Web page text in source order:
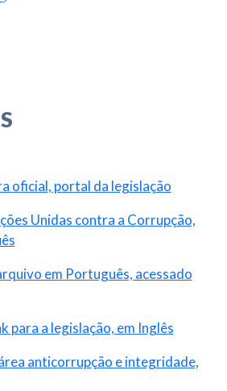
oficial, portal da legislação
Unidas contra a Corrupção,
em Português, acessado
para a legislação, em Inglês
anticorrupção e integridade,